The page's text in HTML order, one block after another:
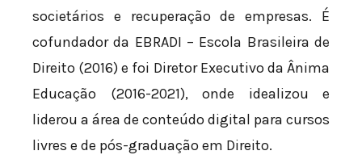
societários e recuperação de empresas. É
cofundador da EBRADI – Escola Brasileira de
Direito (2016) e foi Diretor Executivo da Ânima
Educação (2016-2021), onde idealizou e
liderou a área de conteúdo digital para cursos
livres e de pós-graduação em Direito.